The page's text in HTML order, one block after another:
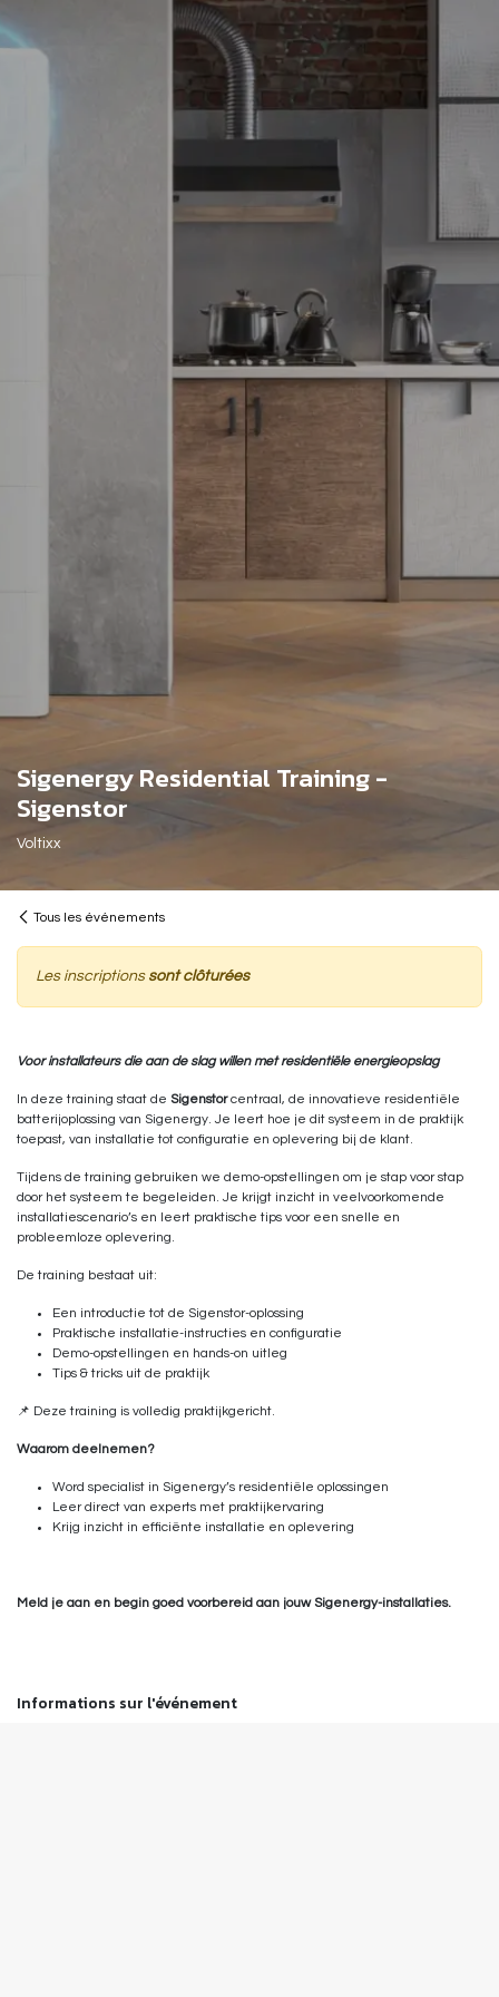
Sigenergy Residential Training -
Sigenstor
Voltixx
Tous les événements
Les inscriptions sont clôturées
Voor installateurs die aan de slag willen met residentiële energieopslag
In deze training staat de Sigenstorcentraal, de innovatieve residentiële
batterijoplossing van Sigenergy. Je leert hoe je dit systeem in de praktijk
toepast, van installatie tot configuratie en oplevering bij de klant.
Tijdens de training gebruiken we demo-opstellingen om je stap voor stap
door het systeem te begeleiden. Je krijgt inzicht in veelvoorkomende
installatiescenario’s en leert praktische tips voor een snelle en
probleemloze oplevering.
De training bestaat uit:
Een introductie tot de Sigenstor-oplossing
Praktische installatie-instructies en configuratie
Demo-opstellingen en hands-on uitleg
Tips & tricks uit de praktijk
📌 Deze training is volledig praktijkgericht.
Waarom deelnemen?
Word specialist in Sigenergy’s residentiële oplossingen
Leer direct van experts met praktijkervaring
Krijg inzicht in efficiënte installatie en oplevering
Meld je aan en begin goed voorbereid aan jouw Sigenergy-installaties.
Informations sur l'événement